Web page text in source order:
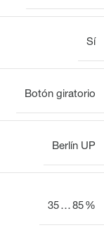
Sí
Botón giratorio
Berlín UP
35 … 85 %